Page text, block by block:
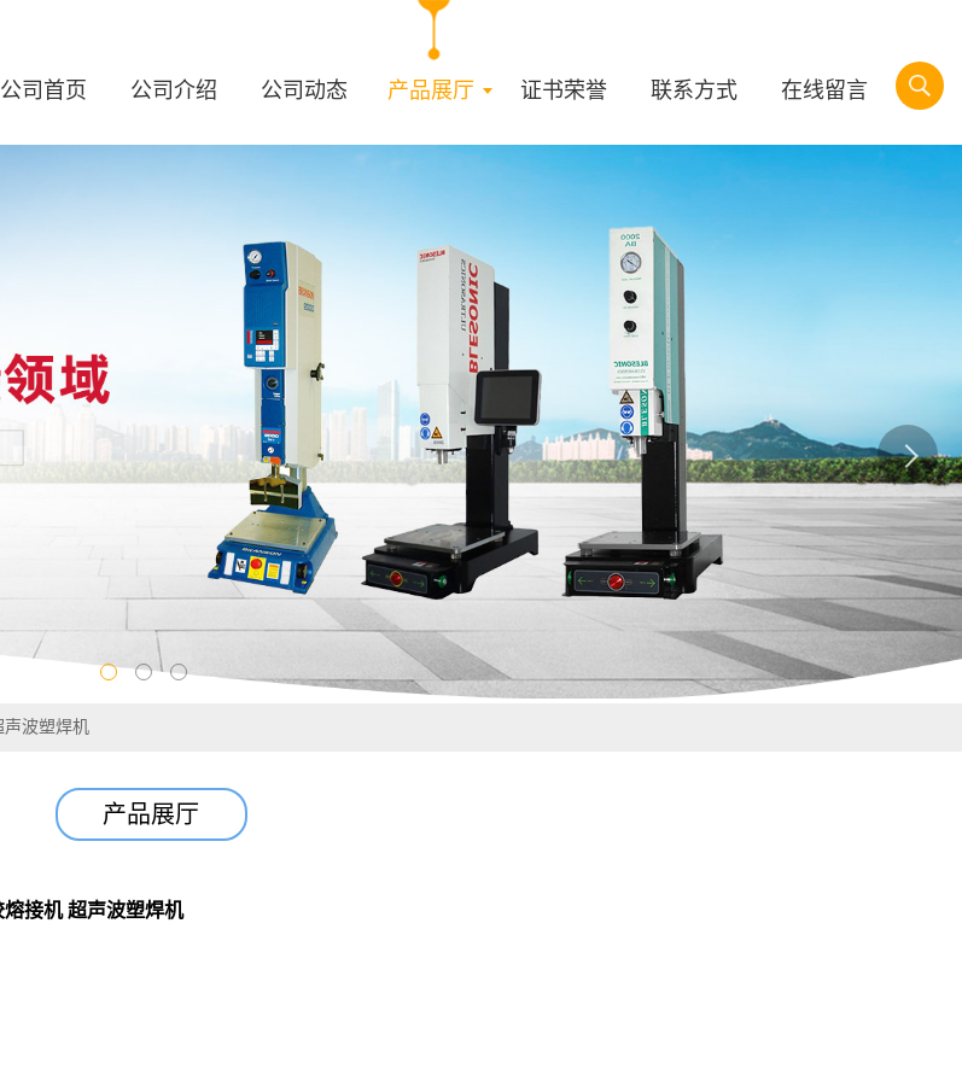
公司首页 公司介绍 公司动态 产品展厅 证书荣誉 联系方式 在线留言
声波塑焊机
产品展厅
接机 超声波塑焊机